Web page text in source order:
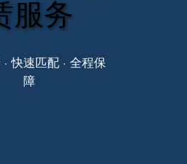
服务
快速匹配 · 全程保
障